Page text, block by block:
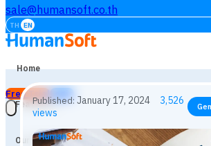
sale@humansoft.co.th
TH EN
Home
Features
Our Customers
Free Trial